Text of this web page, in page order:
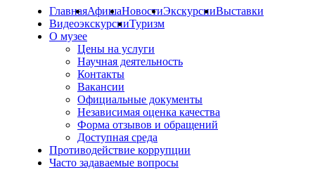
ГлавнаяАфишаНовостиЭкскурсииВыставки
ВидеоэкскурсииТуризм
О музее
Цены на услуги
Научная деятельность
Контакты
Вакансии
Официальные документы
Независимая оценка качества
Форма отзывов и обращений
Доступная среда
Противодействие коррупции
Часто задаваемые вопросы